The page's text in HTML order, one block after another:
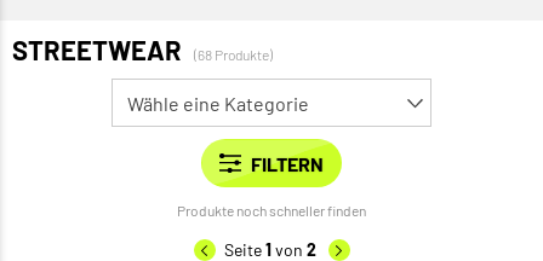
STREETWEAR (68 Produkte)
Produkte noch schneller finden
Seite 1 von 2